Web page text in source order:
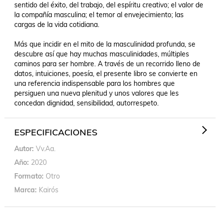
sentido del éxito, del trabajo, del espíritu creativo; el valor de
la compañía masculina; el temor al envejecimiento; las
cargas de la vida cotidiana.
Más que incidir en el mito de la masculinidad profunda, se
descubre así que hay muchas masculinidades, múltiples
caminos para ser hombre. A través de un recorrido lleno de
datos, intuiciones, poesía, el presente libro se convierte en
una referencia indispensable para los hombres que
persiguen una nueva plenitud y unos valores que les
concedan dignidad, sensibilidad, autorrespeto.
ESPECIFICACIONES
Autor Vv.Aa.
Año 2020
Formato Otro
Marca Kairós